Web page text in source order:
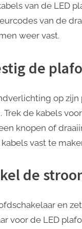
van de LED
van de
weer vast.
de
op
Trek de kabels
knopen of
vast te
de
en
voor de LED